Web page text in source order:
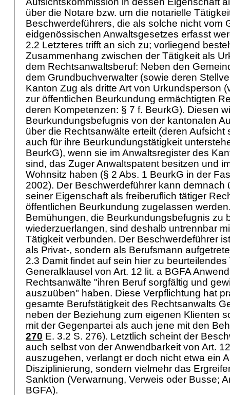
über die Notare bzw. um die notarielle
Beschwerdeführers, die als solche nicht vom
eidgenössischen Anwaltsgesetzes erfasst
2.2 Letzteres trifft an sich zu; vorliegend
Zusammenhang zwischen der Tätigkeit als
dem Rechtsanwaltsberuf: Neben den
dem Grundbuchverwalter (sowie deren
Kanton Zug als dritte Art von Urkundsperson
zur öffentlichen Beurkundung ermächtigten
deren Kompetenzen: § 7 f. BeurkG). Diesen
Beurkundungsbefugnis von der kantonalen
über die Rechtsanwälte erteilt (deren Aufsicht
auch für ihre Beurkundungstätigkeit
BeurkG), wenn sie im Anwaltsregister des
sind, das Zuger Anwaltspatent besitzen und
Wohnsitz haben (§ 2 Abs. 1 BeurkG in der
2002). Der Beschwerdeführer kann demnach
seiner Eigenschaft als freiberuflich tätiger
öffentlichen Beurkundung zugelassen
Bemühungen, die Beurkundungsbefugnis zu
wiederzuerlangen, sind deshalb untrennbar
Tätigkeit verbunden. Der Beschwerdeführer
als Privat-, sondern als Berufsmann
2.3 Damit findet auf sein hier zu beurteilendes
Generalklausel von Art. 12 lit. a BGFA
Rechtsanwälte "ihren Beruf sorgfältig und
auszuüben" haben. Diese Verpflichtung hat
gesamte Berufstätigkeit des Rechtsanwalts
neben der Beziehung zum eigenen Klienten
mit der Gegenpartei als auch jene mit den
270 E. 3.2 S. 276). Letztlich scheint der
auch selbst von der Anwendbarkeit von Art.
auszugehen, verlangt er doch nicht etwa ein
Disziplinierung, sondern vielmehr das
Sanktion (Verwarnung, Verweis oder Busse;
BGFA).